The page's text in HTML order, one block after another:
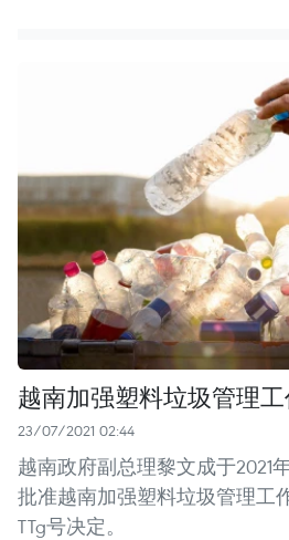
越南加强塑料垃圾管理
23/07/2021 02:44
越南政府副总理黎文成于2021
批准越南加强塑料垃圾管理工
TTg号决定。